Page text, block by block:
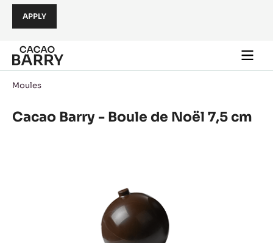
Skip to main content
main
Moules
Cacao Barry - Boule de Noël 7,5 cm